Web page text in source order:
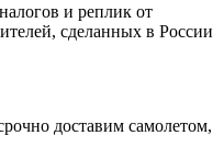
и реплик от
сделанных в России
доставим самолетом,